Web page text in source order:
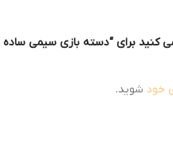
کنید برای “دسته بازی سیمی ساده
خود شوید.